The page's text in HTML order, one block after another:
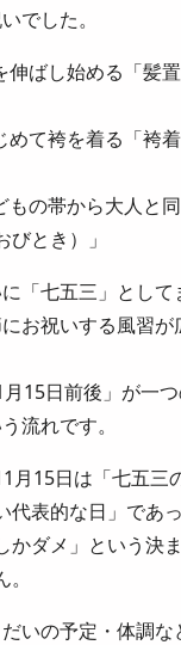
でした。
伸ばし始める「髪
めて袴を着る「袴
もの帯から大人と
びとき）」
「七五三」として
お祝いする風習が
15日前後」が一
流れです。
月15日は「七五三
代表的な日」であっ
かダメ」という決
いの予定・体調